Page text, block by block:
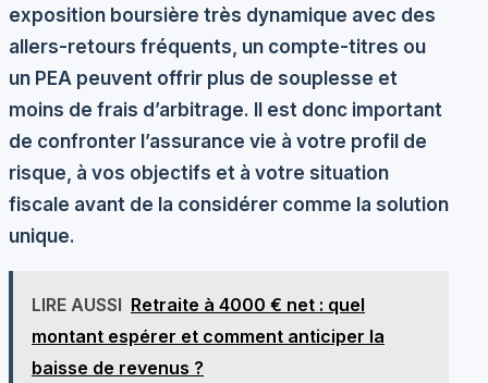
exposition boursière très dynamique avec des
allers-retours fréquents, un compte-titres ou
un PEA peuvent offrir plus de souplesse et
moins de frais d’arbitrage. Il est donc important
de confronter l’assurance vie à votre profil de
risque, à vos objectifs et à votre situation
fiscale avant de la considérer comme la solution
unique.
LIRE AUSSI Retraite à 4000 € net : quel
montant espérer et comment anticiper la
baisse de revenus ?